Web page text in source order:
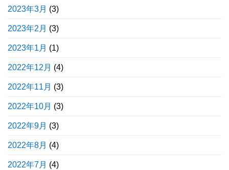
2023年3月 (3)
2023年2月 (3)
2023年1月 (1)
2022年12月 (4)
2022年11月 (3)
2022年10月 (3)
2022年9月 (3)
2022年8月 (4)
2022年7月 (4)